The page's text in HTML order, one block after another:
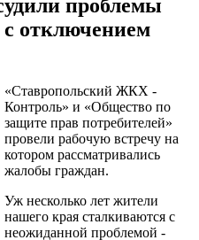
проблемы
отключением
«Ставропольский ЖКХ -
Контроль» и «Общество по
защите прав потребителей»
провели рабочую встречу на
котором рассматривались
жалобы граждан.
Уж несколько лет жители
нашего края сталкиваются с
неожиданной проблемой -